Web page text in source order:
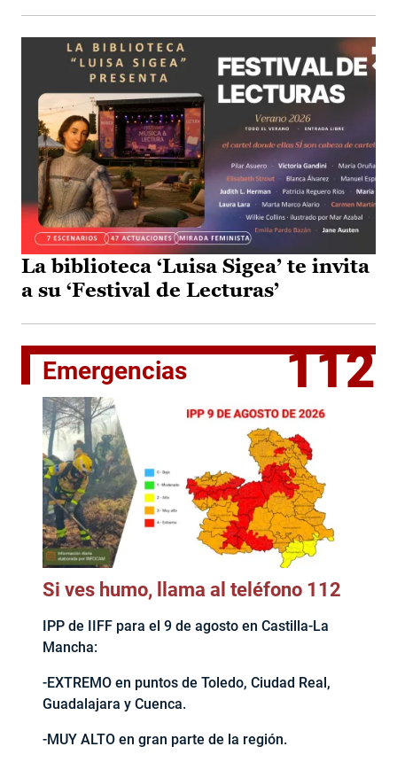
La biblioteca ‘Luisa Sigea’ te invita
a su ‘Festival de Lecturas’
Emergencias 112
Si ves humo, llama al teléfono 112
IPP de IIFF para el 9 de agosto en Castilla-La
Mancha:
-EXTREMO en puntos de Toledo, Ciudad Real,
Guadalajara y Cuenca.
-MUY ALTO en gran parte de la región.